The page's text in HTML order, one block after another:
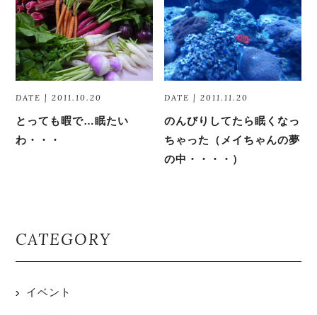
DATE | 2011.10.20
とっても暇で…眠たい
わ・・・
DATE | 2011.11.20
のんびりしてたら眠くなっ
ちゃった（メイちゃんの夢
の中・・・・）
CATEGORY
イベント